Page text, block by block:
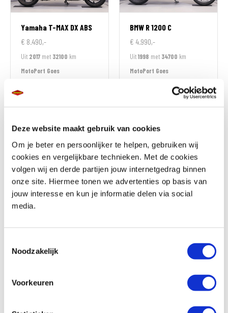
Deze website maakt gebruik van cookies
Om je beter en persoonlijker te helpen, gebruiken wij
cookies en vergelijkbare technieken. Met de cookies
volgen wij en derde partijen jouw internetgedrag binnen
onze site. Hiermee tonen we advertenties op basis van
jouw interesse en kun je informatie delen via social
media.
Noodzakelijk
Voorkeuren
Yamaha T-MAX DX ABS
€ 8.490,-
Uit 2017 met 32100 km
MotoPort Goes
BMW R 1200 C
€ 4.990,-
Uit1998 met 34700 km
MotoPort Goes
Honda CB 1000 GT
€ 16.699,-
Uit2026
Honda
CBR 650 R
€ 11.799,-